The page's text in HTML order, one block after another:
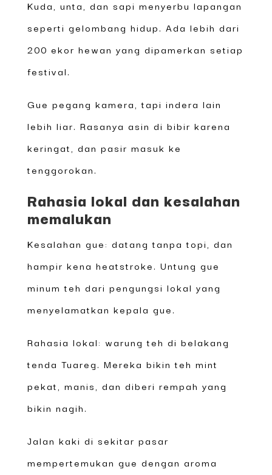
Kuda, unta, dan sapi menyerbu lapangan
seperti gelombang hidup. Ada lebih dari
200 ekor hewan yang dipamerkan setiap
festival.
Gue pegang kamera, tapi indera lain
lebih liar. Rasanya asin di bibir karena
keringat, dan pasir masuk ke
tenggorokan.
Rahasia lokal dan kesalahan
memalukan
Kesalahan gue: datang tanpa topi, dan
hampir kena heatstroke. Untung gue
minum teh dari pengungsi lokal yang
menyelamatkan kepala gue.
Rahasia lokal: warung teh di belakang
tenda Tuareg. Mereka bikin teh mint
pekat, manis, dan diberi rempah yang
bikin nagih.
Jalan kaki di sekitar pasar
mempertemukan gue dengan aroma